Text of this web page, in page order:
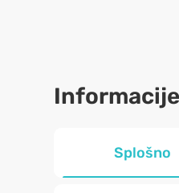
Splošno